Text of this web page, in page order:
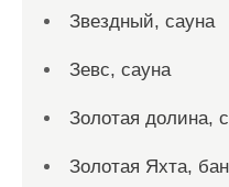
Звездный, сауна
Зевс, сауна
Золотая долина,
Золотая Яхта,